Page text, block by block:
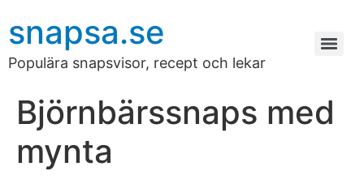
snapsa.se
Populära snapsvisor, recept och lekar
Björnbärssnaps med
mynta